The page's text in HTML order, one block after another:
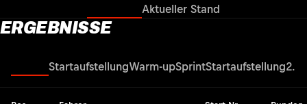
Aktueller Stand
ERGEBNISSE
StartaufstellungWarm-upSprintStartaufstellung2.